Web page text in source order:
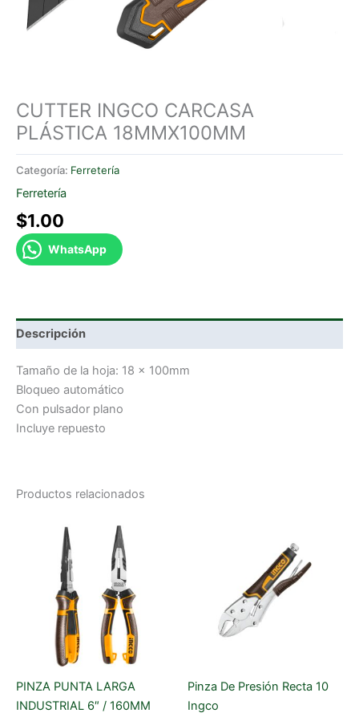
CUTTER INGCO CARCASA
PLÁSTICA 18MMX100MM
Categoría: Ferretería
Ferretería
$1.00
WhatsApp
Descripción
Tamaño de la hoja: 18 x 100mm
Bloqueo automático
Con pulsador plano
Incluye repuesto
Productos relacionados
PINZA PUNTA LARGA
INDUSTRIAL 6″ / 160MM
Pinza De Presión Recta 10
Ingco